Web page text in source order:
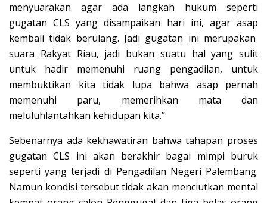
menyuarakan agar ada langkah hukum seperti
gugatan CLS yang disampaikan hari ini, agar asap
kembali tidak berulang. Jadi gugatan ini merupakan
suara Rakyat Riau, jadi bukan suatu hal yang sulit
untuk hadir memenuhi ruang pengadilan, untuk
membuktikan kita tidak lupa bahwa asap pernah
memenuhi paru, memerihkan mata dan
meluluhlantahkan kehidupan kita.”
Sebenarnya ada kekhawatiran bahwa tahapan proses
gugatan CLS ini akan berakhir bagai mimpi buruk
seperti yang terjadi di Pengadilan Negeri Palembang.
Namun kondisi tersebut tidak akan menciutkan mental